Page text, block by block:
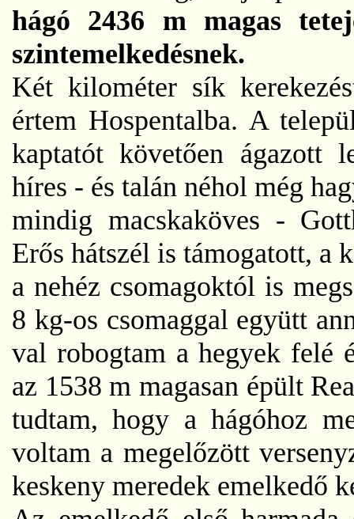
hágó 2436 m magas
szintemelkedésnek.
Két kilométer sík
értem Hospentalba. A
kaptatót követően ágazott
híres - és talán néhol még
mindig macskaköves -
Erős hátszél is támogatott, a
a nehéz csomagoktól is
8 kg-os csomaggal együtt
val robogtam a hegyek felé
az 1538 m magasan épült
tudtam, hogy a hágóhoz
voltam a megelőzött
keskeny meredek emelkedő